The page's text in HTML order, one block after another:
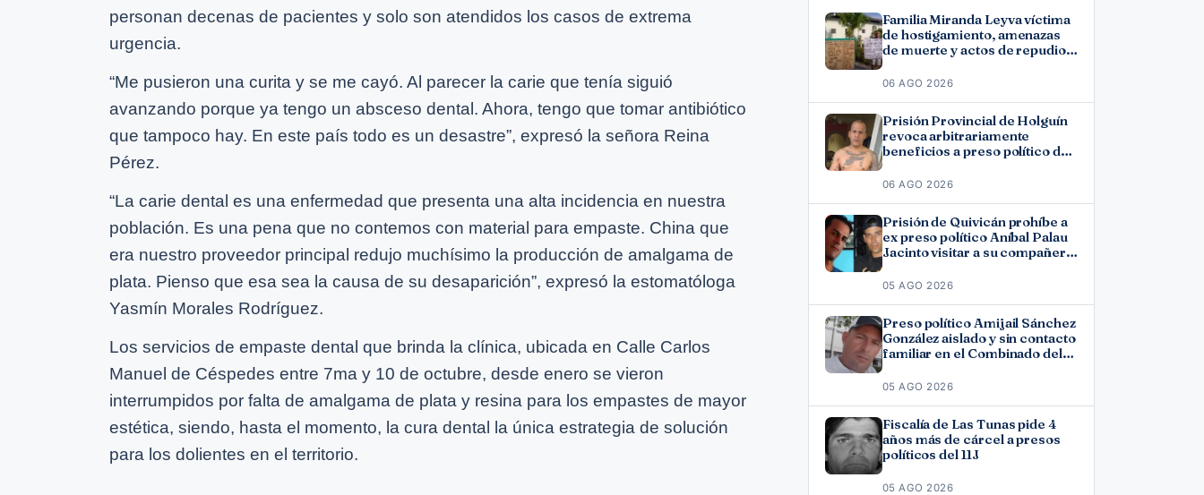
personan decenas de pacientes y solo son atendidos los casos de extrema
urgencia.
“Me pusieron una curita y se me cayó. Al parecer la carie que tenía siguió
avanzando porque ya tengo un absceso dental. Ahora, tengo que tomar antibiótico
que tampoco hay. En este país todo es un desastre”, expresó la señora Reina
Pérez.
“La carie dental es una enfermedad que presenta una alta incidencia en nuestra
población. Es una pena que no contemos con material para empaste. China que
era nuestro proveedor principal redujo muchísimo la producción de amalgama de
plata. Pienso que esa sea la causa de su desaparición”, expresó la estomatóloga
Yasmín Morales Rodríguez.
Los servicios de empaste dental que brinda la clínica, ubicada en Calle Carlos
Manuel de Céspedes entre 7ma y 10 de octubre, desde enero se vieron
interrumpidos por falta de amalgama de plata y resina para los empastes de mayor
estética, siendo, hasta el momento, la cura dental la única estrategia de solución
para los dolientes en el territorio.
Familia Miranda Leyva víctima
de hostigamiento, amenazas
de muerte y actos de repudio
06 AGO 2026
Prisión Provincial de Holguín
revoca arbitrariamente
beneficios a preso político del
06 AGO 2026
Prisión de Quivicán prohíbe a
ex preso político Aníbal Palau
Jacinto visitar a su compañero
Fonseca
05 AGO 2026
Preso político Amijail Sánchez
González aislado y sin contacto
familiar en el Combinado del
05 AGO 2026
Fiscalía de Las Tunas pide 4
años más de cárcel a presos
políticos del 11J
05 AGO 2026